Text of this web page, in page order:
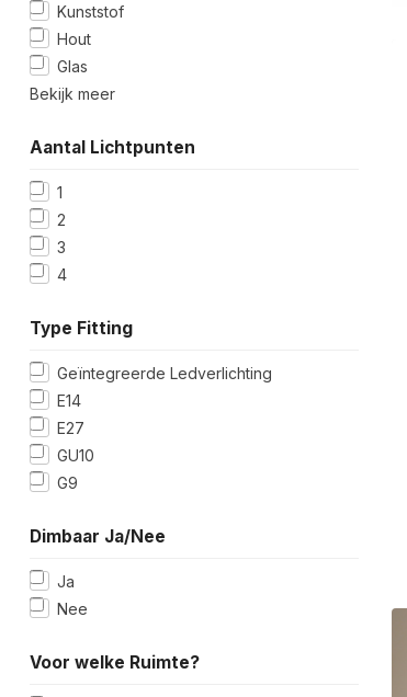
Kunststof
Hout
Glas
Bekijk meer
Aantal Lichtpunten
1
2
3
4
Type Fitting
Geïntegreerde Ledverlichting
E14
E27
GU10
G9
Dimbaar Ja/Nee
Ja
Nee
Voor welke Ruimte?